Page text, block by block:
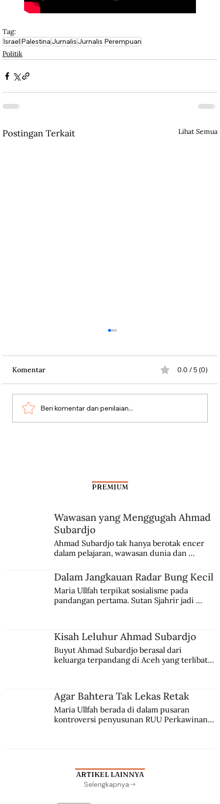
Tag:
IsraelPalestinaJurnalisJurnalis Perempuan
Politik
Postingan Terkait Lihat Semua
Dari Srebrenica ke Palestina
Komentar 0.0 / 5 (0)
Beri komentar dan penilaian...
PREMIUM
Wawasan yang Menggugah Ahmad
Subardjo
Ahmad Subardjo tak hanya berotak encer
dalam pelajaran, wawasan dunia dan
Jules Verne, Multatuli, hingga Sun Yat-sen.
Dalam Jangkauan Radar Bung Kecil
Maria Ullfah terpikat sosialisme pada
pandangan pertama. Sutan Sjahrir jadi
Kisah Leluhur Ahmad Subardjo
Buyut Ahmad Subardjo berasal dari
keluarga terpandang di Aceh yang terlibat
Agar Bahtera Tak Lekas Retak
Maria Ullfah berada di dalam pusaran
kontroversi penyusunan RUU Perkawinan.
ARTIKEL LAINNYA
Selengkapnya